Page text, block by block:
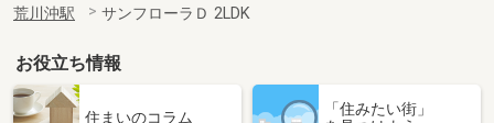
荒川沖駅
サンフローラＤ 2LDK
お役立ち情報
住まいのコラム
「住みたい街」